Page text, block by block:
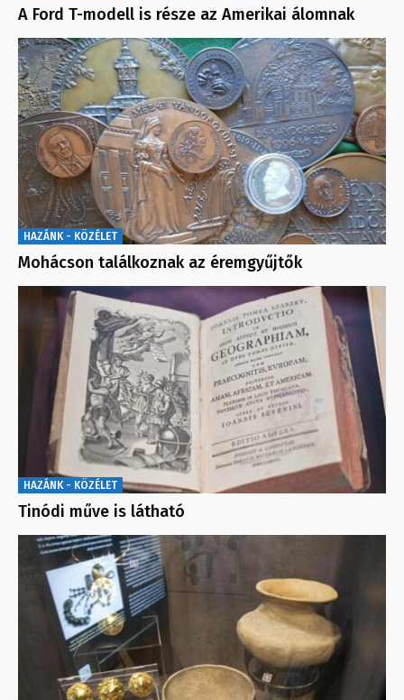
A Ford T-modell is része az Amerikai álomnak
HAZÁNK - KÖZÉLET
Mohácson találkoznak az éremgyűjtők
HAZÁNK - KÖZÉLET
Tinódi műve is látható